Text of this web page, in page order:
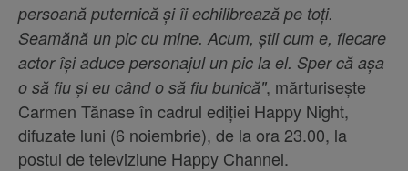
persoană puternică și îi echilibrează pe toți.
Seamănă un pic cu mine. Acum, știi cum e, fiecare
actor își aduce personajul un pic la el. Sper că așa
o să fiu și eu când o să fiu bunică", mărturisește
Carmen Tănase în cadrul ediției Happy Night,
difuzate luni (6 noiembrie), de la ora 23.00, la
postul de televiziune Happy Channel.